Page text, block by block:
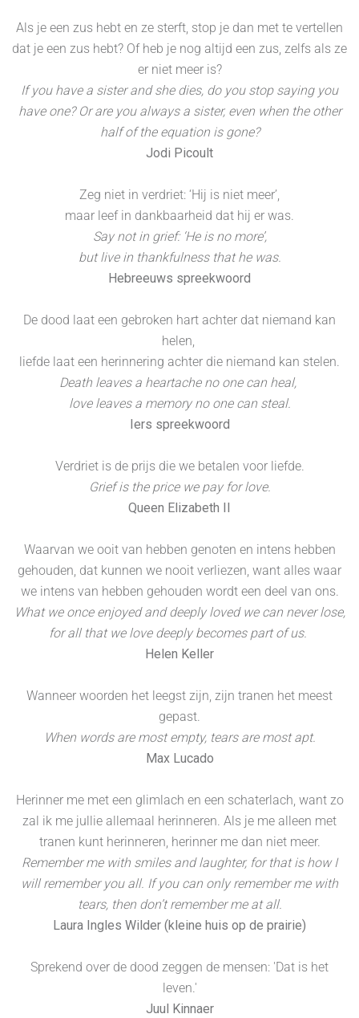
Als je een zus hebt en ze sterft, stop je dan met te vertellen
dat je een zus hebt? Of heb je nog altijd een zus, zelfs als ze
er niet meer is?
If you have a sister and she dies, do you stop saying you
have one? Or are you always a sister, even when the other
half of the equation is gone?
Jodi Picoult
Zeg niet in verdriet: ‘Hij is niet meer’,
maar leef in dankbaarheid dat hij er was.
Say not in grief: ‘He is no more’,
but live in thankfulness that he was.
Hebreeuws spreekwoord
De dood laat een gebroken hart achter dat niemand kan
helen,
liefde laat een herinnering achter die niemand kan stelen.
Death leaves a heartache no one can heal,
love leaves a memory no one can steal.
Iers spreekwoord
Verdriet is de prijs die we betalen voor liefde.
Grief is the price we pay for love.
Queen Elizabeth II
Waarvan we ooit van hebben genoten en intens hebben
gehouden, dat kunnen we nooit verliezen, want alles waar
we intens van hebben gehouden wordt een deel van ons.
What we once enjoyed and deeply loved we can never lose,
for all that we love deeply becomes part of us.
Helen Keller
Wanneer woorden het leegst zijn, zijn tranen het meest
gepast.
When words are most empty, tears are most apt.
Max Lucado
Herinner me met een glimlach en een schaterlach, want zo
zal ik me jullie allemaal herinneren. Als je me alleen met
tranen kunt herinneren, herinner me dan niet meer.
Remember me with smiles and laughter, for that is how I
will remember you all. If you can only remember me with
tears, then don’t remember me at all.
Laura Ingles Wilder (kleine huis op de prairie)
Sprekend over de dood zeggen de mensen: 'Dat is het
leven.'
Juul Kinnaer